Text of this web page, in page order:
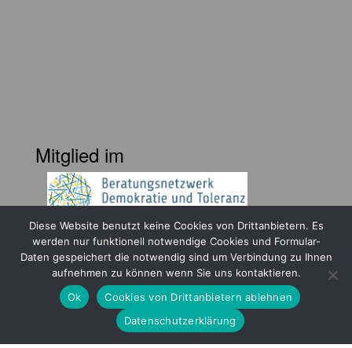
Mitglied im
Gefördert durch
Diese Website benutzt keine Cookies von Drittanbietern. Es
werden nur funktionell notwendige Cookies und Formular-
Daten gespeichert die notwendig sind um Verbindung zu Ihnen
aufnehmen zu können wenn Sie uns kontaktieren.
Ok
Cookies von Drittanbietern ablehnen
Datenschutzerklärung